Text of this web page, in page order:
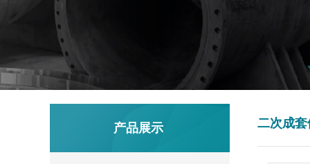
产品展示 二次成